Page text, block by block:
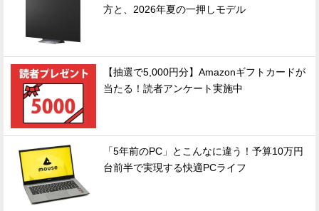
方と、2026年夏の一押しモデル
【抽選で5,000円分】Amazonギフトカードが
当たる！読者アンケート実施中
「5年前のPC」とこんなに違う！予算10万円
台前半で実現する快適PCライフ